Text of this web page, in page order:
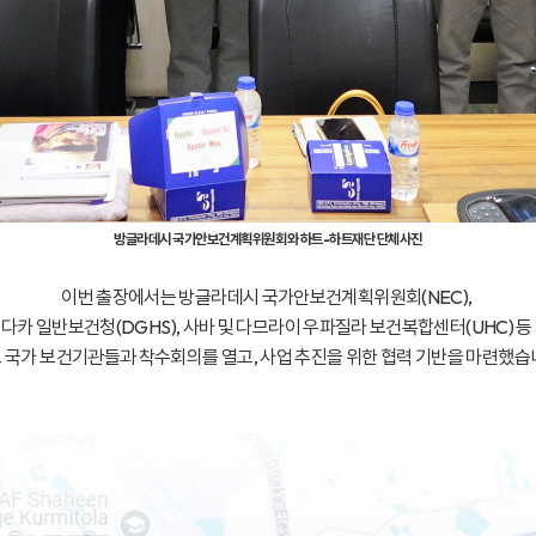
방글라데시 국가안보건계획위원회와 하트-하트재단 단체사진
이번 출장에서는 방글라데시 국가안보건계획위원회(NEC),
다카 일반보건청(DGHS), 사바 및 다므라이 우파질라 보건복합센터(UHC) 등
국가 보건기관들과 착수회의를 열고,사업 추진을 위한 협력 기반을 마련했습